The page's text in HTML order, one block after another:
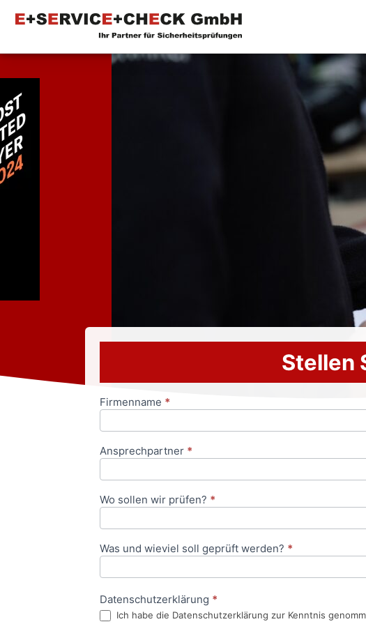
Stellen
Anfrageformular
Firmenname *
Ansprechpartner *
Wo sollen wir prüfen? *
Was und wieviel soll geprüft werden? *
Datenschutzerklärung *
Ich habe die Datenschutzerklärung zur Kenntnis